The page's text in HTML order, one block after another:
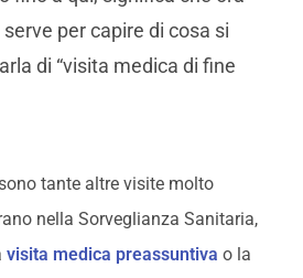
per capire di cosa si
di “visita medica di fine
tante altre visite molto
nella Sorveglianza Sanitaria,
visita medica preassuntiva o la